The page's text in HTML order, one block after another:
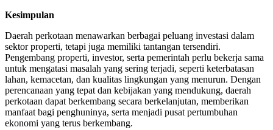
Kesimpulan
Daerah perkotaan menawarkan berbagai peluang investasi dalam
sektor properti, tetapi juga memiliki tantangan tersendiri.
Pengembang properti, investor, serta pemerintah perlu bekerja sama
untuk mengatasi masalah yang sering terjadi, seperti keterbatasan
lahan, kemacetan, dan kualitas lingkungan yang menurun. Dengan
perencanaan yang tepat dan kebijakan yang mendukung, daerah
perkotaan dapat berkembang secara berkelanjutan, memberikan
manfaat bagi penghuninya, serta menjadi pusat pertumbuhan
ekonomi yang terus berkembang.